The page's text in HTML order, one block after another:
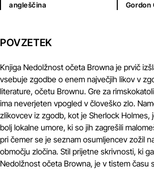
angleščina
Gordon
POVZETEK
Knjiga Nedolžnost očeta Browna je prvič
vsebuje zgodbe o enem največjih likov v
literature, očetu Brownu. Gre za
ima neverjeten vpogled v človeško zlo.
zlikovcev iz zgodb, kot je Sherlock Holmes,
bolj lokalne umore, ki so jih zagrešili
pri čemer se je seznam osumljencev zožil
območju zločina. Stil prijetne skrivnosti, ki
Nedolžnost očeta Browna, je v tistem času